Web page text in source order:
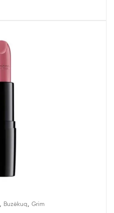
Buzëkuq Grim